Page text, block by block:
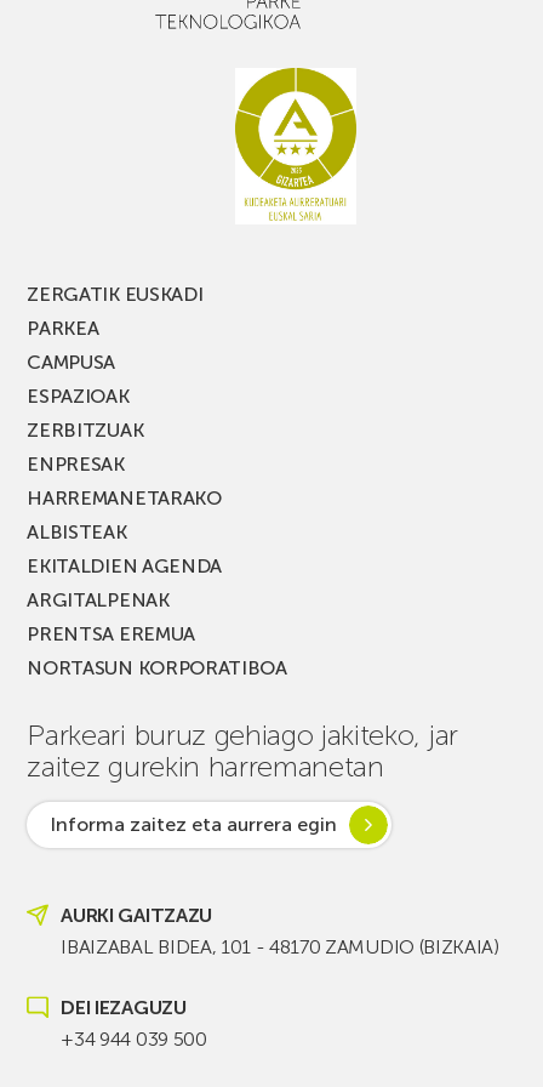
ZERGATIK EUSKADI
PARKEA
CAMPUSA
ESPAZIOAK
ZERBITZUAK
ENPRESAK
HARREMANETARAKO
ALBISTEAK
EKITALDIEN AGENDA
ARGITALPENAK
PRENTSA EREMUA
NORTASUN KORPORATIBOA
Parkeari buruz gehiago jakiteko, jar
zaitez gurekin harremanetan
Informa zaitez eta aurrera egin
AURKI GAITZAZU
IBAIZABAL BIDEA, 101 - 48170 ZAMUDIO (BIZKAIA)
DEI IEZAGUZU
+34 944 039 500